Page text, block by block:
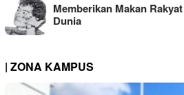
Memberikan Makan
Dunia
| ZONA KAMPUS